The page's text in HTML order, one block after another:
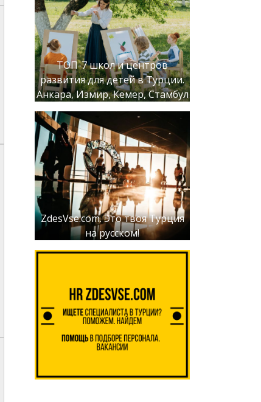
ТОП-7 школ и центров
развития для детей в Турции.
Анкара, Измир, Кемер, Стамбул
ZdesVse.com. Это твоя Турция
на русском!